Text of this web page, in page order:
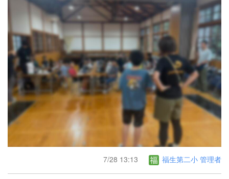
7/28 13:13 福生第二小 管理者